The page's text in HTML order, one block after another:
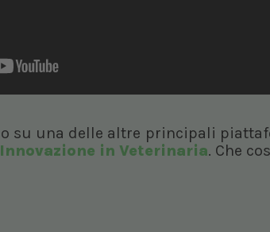
o su una delle altre principali
Innovazione in Veterinaria. Che